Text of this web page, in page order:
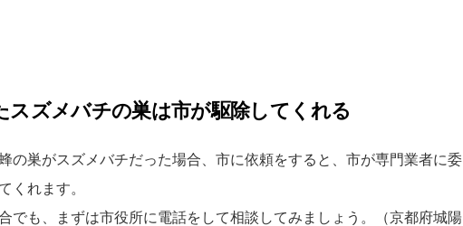
スズメバチの巣は市が駆除してくれる
の巣がスズメバチだった場合、市に依頼をすると、市が専門業者に委
くれます。
でも、まずは市役所に電話をして相談してみましょう。（京都府城陽